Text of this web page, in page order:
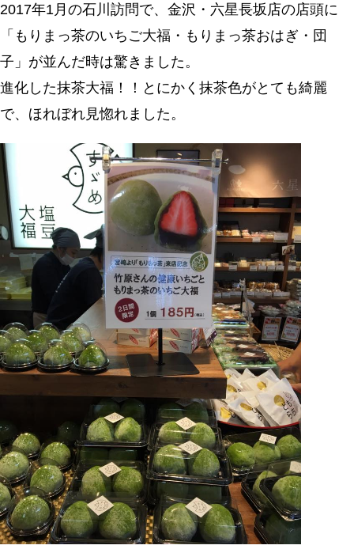
2017年1月の石川訪問で、金沢・六星長坂店の店頭に
「もりまっ茶のいちご大福・もりまっ茶おはぎ・団
子」が並んだ時は驚きました。
進化した抹茶大福！！とにかく抹茶色がとても綺麗
で、ほれぼれ見惚れました。